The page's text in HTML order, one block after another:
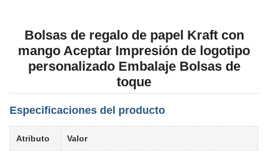
Bolsas de regalo de papel Kraft con
mango Aceptar Impresión de logotipo
personalizado Embalaje Bolsas de
toque
Especificaciones del producto
Atributo Valor